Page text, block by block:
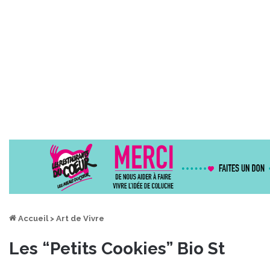
Accueil > Art de Vivre
Les “Petits Cookies” Bio St